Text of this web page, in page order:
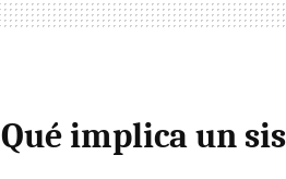
Qué implica un